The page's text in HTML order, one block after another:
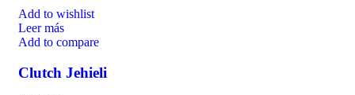
Add to wishlist
Leer más
Add to compare
Clutch Jehieli